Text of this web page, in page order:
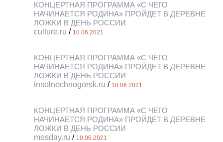
КОНЦЕРТНАЯ ПРОГРАММА «С ЧЕГО
НАЧИНАЕТСЯ РОДИНА» ПРОЙДЕТ В ДЕРЕВНЕ
ЛОЖКИ В ДЕНЬ РОССИИ
culture.ru / 10.06.2021
КОНЦЕРТНАЯ ПРОГРАММА «С ЧЕГО
НАЧИНАЕТСЯ РОДИНА» ПРОЙДЕТ В ДЕРЕВНЕ
ЛОЖКИ В ДЕНЬ РОССИИ
insolnechnogorsk.ru / 10.06.2021
КОНЦЕРТНАЯ ПРОГРАММА «С ЧЕГО
НАЧИНАЕТСЯ РОДИНА» ПРОЙДЕТ В ДЕРЕВНЕ
ЛОЖКИ В ДЕНЬ РОССИИ
mosday.ru / 10.06.2021